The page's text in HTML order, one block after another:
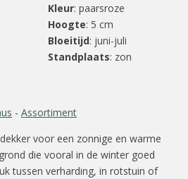
Kleur: paarsroze
Hoogte: 5 cm
Bloeitijd: juni-juli
Standplaats: zon
- Assortiment
voor een zonnige en warme
die vooral in de winter goed
tussen verharding, in rotstuin of